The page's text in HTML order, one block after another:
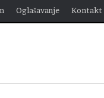
Oglašavanje Kontakt